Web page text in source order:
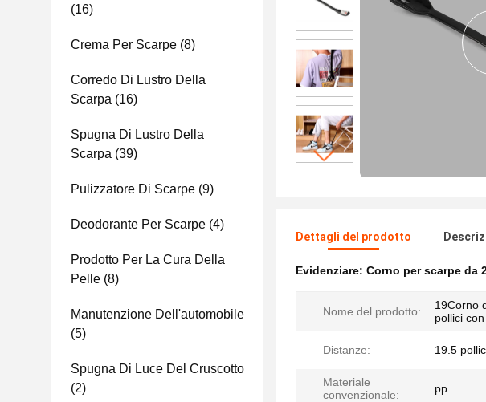
(16)
Crema Per Scarpe (8)
Corredo Di Lustro Della
Scarpa (16)
Spugna Di Lustro Della
Scarpa (39)
Pulizzatore Di Scarpe (9)
Deodorante Per Scarpe (4)
Prodotto Per La Cura Della
Pelle (8)
Manutenzione Dell'automobile
(5)
Spugna Di Luce Del Cruscotto
(2)
Dettagli del prodotto
Evidenziare: Corno per scarpe da
Nome del prodotto:
19Corno
pollici
Distanze: 19.5
Materiale
convenzionale:
pp